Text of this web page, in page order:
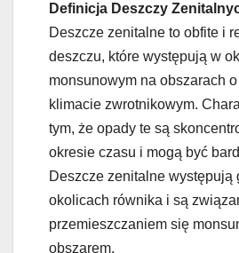
Definicja Deszczy
Deszcze zenitalne to obfite i
deszczu, które występują w
monsunowym na obszarach
klimacie zwrotnikowym.
tym, że opady te są
okresie czasu i mogą być
Deszcze zenitalne występują
okolicach równika i są
przemieszczaniem się
obszarem.